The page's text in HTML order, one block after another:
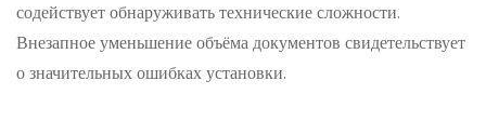
содействует обнаруживать технические сложности.
Внезапное уменьшение объёма документов свидетельствует
о значительных ошибках установки.